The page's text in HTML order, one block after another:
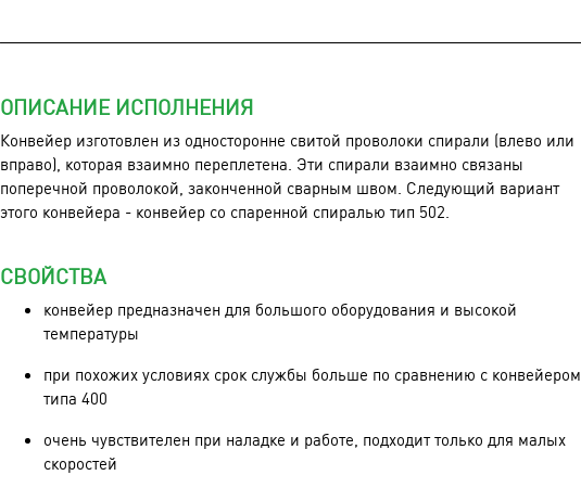
ОПИСАНИЕ ИСПОЛНЕНИЯ
Конвейер изготовлен из односторонне свитой проволоки спирали (влево или
вправо), которая взаимно переплетена. Эти спирали взаимно связаны
поперечной проволокой, законченной сварным швом. Следующий вариант
этого конвейера - конвейер со спаренной спиралью тип 502.
СВОЙСТВА
конвейер предназначен для большого оборудования и высокой
температуры
при похожих условиях срок службы больше по сравнению с конвейером
типа 400
очень чувствителен при наладке и работе, подходит только для малых
скоростей